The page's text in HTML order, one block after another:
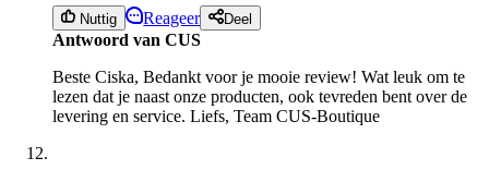
Nuttig Reageer Deel
Antwoord van CUS
Beste Ciska, Bedankt voor je mooie review! Wat leuk om te
lezen dat je naast onze producten, ook tevreden bent over de
levering en service. Liefs, Team CUS-Boutique